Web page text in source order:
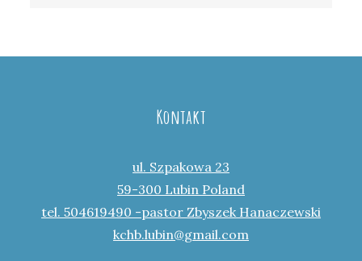
Kontakt
ul. Szpakowa 23
59-300 Lubin Poland
tel. 504619490 -pastor Zbyszek Hanaczewski
kchb.lubin@gmail.com